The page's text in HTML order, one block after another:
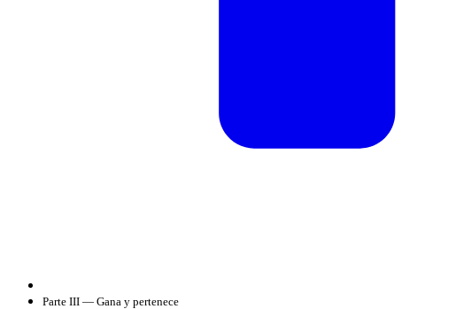
Parte III — Gana y pertenece